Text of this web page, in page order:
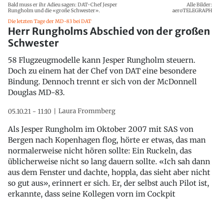
Bald muss er ihr Adieu sagen: DAT-Chef Jesper
Rungholm und die «große Schwester».
Alle Bilder:
aeroTELEGRAPH
Die letzten Tage der MD-83 bei DAT
Herr Rungholms Abschied von der großen
Schwester
58 Flugzeugmodelle kann Jesper Rungholm steuern.
Doch zu einem hat der Chef von DAT eine besondere
Bindung. Dennoch trennt er sich von der McDonnell
Douglas MD-83.
05.10.21 - 11:10 Laura Frommberg
Als Jesper Rungholm im Oktober 2007 mit SAS von
Bergen nach Kopenhagen flog, hörte er etwas, das man
normalerweise nicht hören sollte: Ein Ruckeln, das
üblicherweise nicht so lang dauern sollte. «Ich sah dann
aus dem Fenster und dachte, hoppla, das sieht aber nicht
so gut aus», erinnert er sich. Er, der selbst auch Pilot ist,
erkannte, dass seine Kollegen vorn im Cockpit